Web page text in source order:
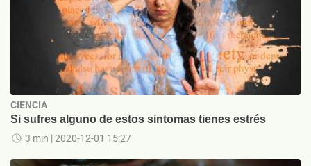
CIENCIA
Si sufres alguno de estos sintomas tienes estrés
3 min | 2020-12-01 15:27